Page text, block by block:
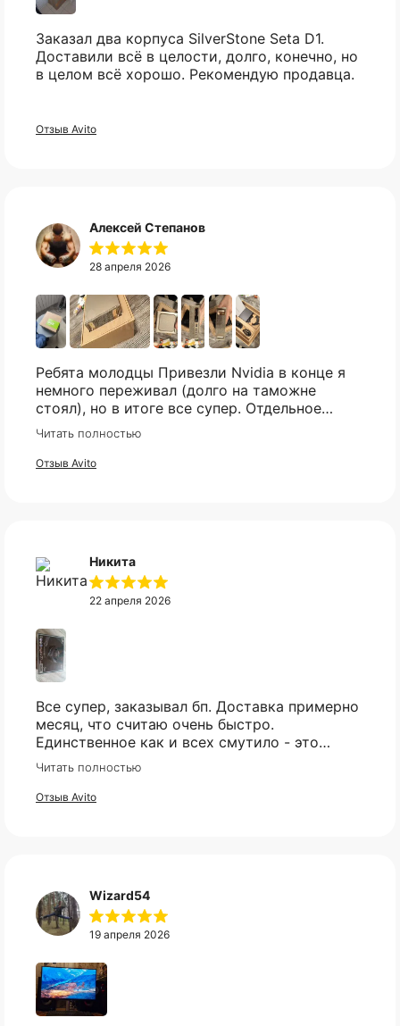
Заказал два корпуса SilverStone Seta D1.
Доставили всё в целости, долго, конечно, но
в целом всё хорошо. Рекомендую продавца.
Отзыв Avito
Алексей Степанов
28 апреля 2026
Ребята молодцы Привезли Nvidia в конце я
немного переживал (долго на таможне
стоял), но в итоге все супер. Отдельное
спасибо что всегда отвечали практически
мгновенно, клиентская поддержка на самом
высоком уровне!
Читать полностью
Отзыв Avito
Никита
22 апреля 2026
Все супер, заказывал бп. Доставка примерно
месяц, что считаю очень быстро.
Единственное как и всех смутило - это
оплата, но все прошло гладко. Упакован
товар тоже был хорошо, в двойной коробке
и в пупырке. Трек номер предоставили.
Читать полностью
Отзыв Avito
Wizard54
19 апреля 2026
постараемся найти то что вы искали.
Telegram
Популярное
Компьютеры
Мониторы